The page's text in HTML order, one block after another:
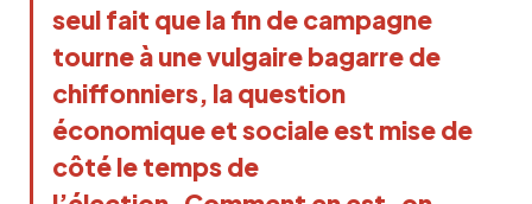
seul fait que la fin de campagne
tourne à une vulgaire bagarre de
chiffonniers, la question
économique et sociale est mise de
côté le temps de